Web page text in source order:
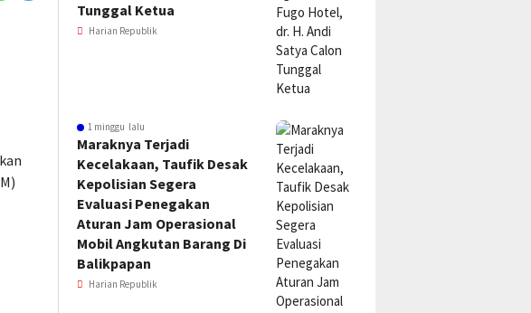
Tunggal Ketua
Harian Republik
1 minggu lalu
Maraknya Terjadi
Kecelakaan, Taufik Desak
Kepolisian Segera
Evaluasi Penegakan
Aturan Jam Operasional
Mobil Angkutan Barang Di
Balikpapan
Harian Republik